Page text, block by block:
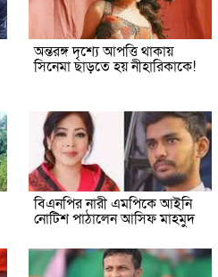
অন্তরঙ্গ দৃশ্যে আপত্তি থাকায়
সিনেমা ছাড়তে হয় নীহারিকাকে!
বিএনপির নারী এমপিকে আইনি
নোটিশ পাঠালেন আসিফ মাহমুদ